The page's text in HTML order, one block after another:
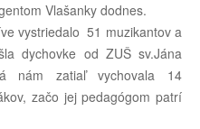
Vlašanky dodnes.
vystriedalo 51 muzikantov a
dychovke od ZUŠ sv.Jána
nám zatiaľ vychovala 14
začo jej pedagógom patrí